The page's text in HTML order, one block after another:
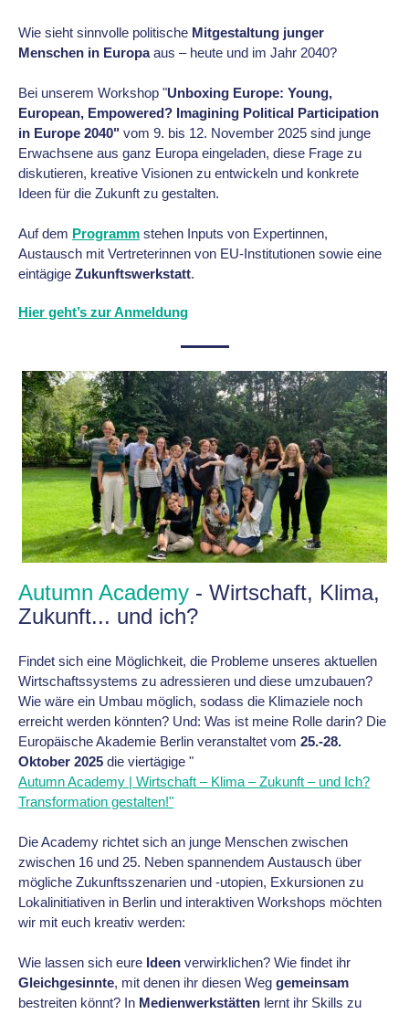
Wie sieht sinnvolle politische Mitgestaltung junger
Menschen in Europaaus – heute und im Jahr 2040?
Bei unserem Workshop "Unboxing Europe: Young,
European, Empowered? Imagining Political Participation
in Europe 2040" vom 9. bis 12. November 2025 sind junge
Erwachsene aus ganz Europa eingeladen, diese Frage zu
diskutieren, kreative Visionen zu entwickeln und konkrete
Ideen für die Zukunft zu gestalten.
Auf dem Programm stehen Inputs von Expertinnen,
Austausch mit Vertreterinnen von EU-Institutionen sowie eine
eintägige Zukunftswerkstatt.
Hier geht’s zur Anmeldung
Autumn Academy - Wirtschaft, Klima,
Zukunft... und ich?
Findet sich eine Möglichkeit, die Probleme unseres aktuellen
Wirtschaftssystems zu adressieren und diese umzubauen?
Wie wäre ein Umbau möglich, sodass die Klimaziele noch
erreicht werden könnten? Und: Was ist meine Rolle darin? Die
Europäische Akademie Berlin veranstaltet vom 25.-28.
Oktober 2025 die viertägige "
Autumn Academy | Wirtschaft – Klima – Zukunft – und Ich?
Transformation gestalten!"
Die Academy richtet sich an junge Menschen zwischen
zwischen 16 und 25. Neben spannendem Austausch über
mögliche Zukunftsszenarien und -utopien, Exkursionen zu
Lokalinitiativen in Berlin und interaktiven Workshops möchten
wir mit euch kreativ werden:
Wie lassen sich eure Ideen verwirklichen? Wie findet ihr
Gleichgesinnte, mit denen ihr diesen Weg gemeinsam
bestreiten könnt? In Medienwerkstätten lernt ihr Skills zu